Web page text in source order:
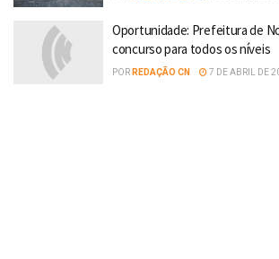
Oportunidade: Prefeitura de
concurso para todos os níveis
POR REDAÇÃO CN 7 DE ABRIL DE